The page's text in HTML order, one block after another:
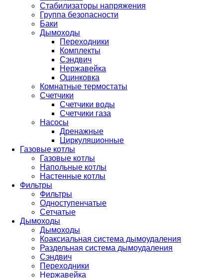
Стабилизаторы напряжения
Группа безопасности
Баки
Дымоходы
Переходники
Комплекты
Сэндвич
Нержавейка
Оцинковка
Комнатные термостаты
Счетчики
Счетчики воды
Счетчики газа
Насосы
Дренажные
Циркуляционные
Газовые котлы
Газовые котлы
Напольные котлы
Настенные котлы
Фильтры
Фильтры
Одноступенчатые
Сетчатые
Дымоходы
Дымоходы
Коаксиальная система дымоудаления
Раздельная система дымоудаления
Сэндвич
Переходники
Нержавейка